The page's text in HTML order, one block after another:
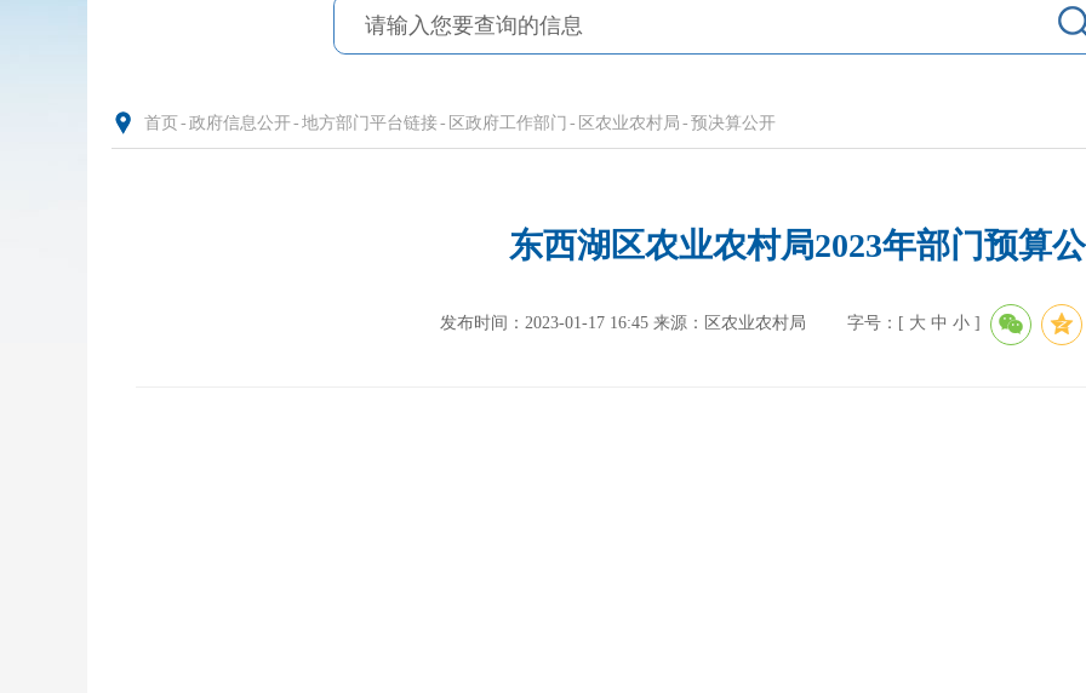
首页 - 政府信息公开- 地方部门平台链接- 区政府工作部门 - 区农业农村局 - 预决算公开
东西湖区农业农村局2023年部门预算
发布时间：2023-01-17 16:45 来源：区农业农村局 字号：[ 大 中 小 ]